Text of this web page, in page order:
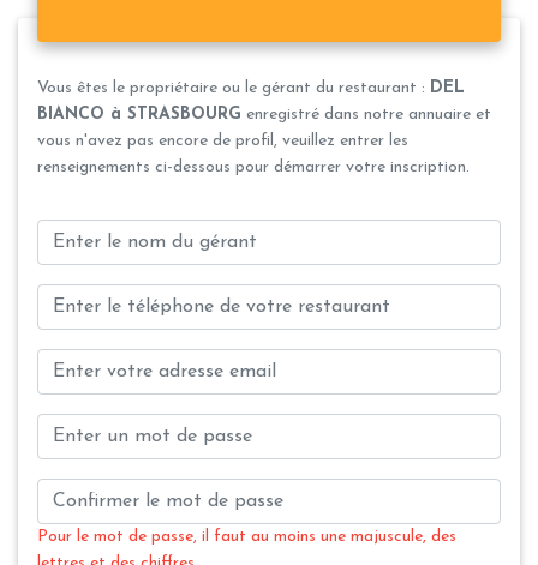
Vous êtes le propriétaire ou le gérant du restaurant : DEL
BIANCO à STRASBOURG enregistré dans notre annuaire et
vous n'avez pas encore de profil, veuillez entrer les
renseignements ci-dessous pour démarrer votre inscription.
Pour le mot de passe, il faut au moins une majuscule, des